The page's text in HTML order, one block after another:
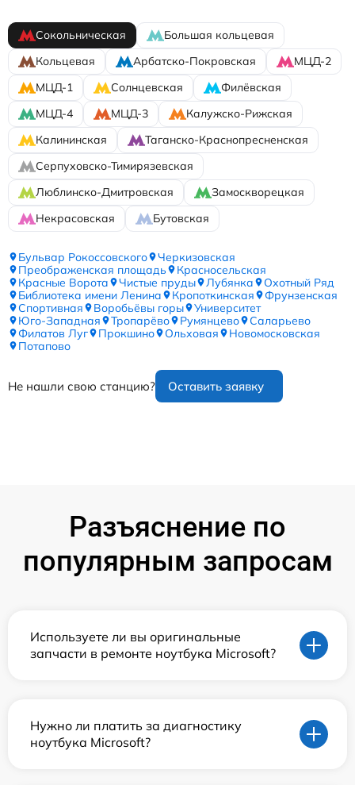
Сокольническая
Большая кольцевая
Кольцевая
Арбатско-Покровская
МЦД-2
МЦД-1
Солнцевская
Филёвская
МЦД-4
МЦД-3
Калужско-Рижская
Калининская
Таганско-Краснопресненская
Серпуховско-Тимирязевская
Люблинско-Дмитровская
Замоскворецкая
Некрасовская
Бутовская
Бульвар Рокоссовского
Черкизовская
Преображенская площадь
Красносельская
Красные Ворота
Чистые пруды Лубянка
Охотный Ряд
Библиотека имени Ленина
Кропоткинская
Фрунзенская
Спортивная
Воробьёвы горы
Университет
Юго-Западная
Тропарёво Румянцево
Саларьево
Филатов Луг
Прокшино Ольховая
Новомосковская
Потапово
Не нашли свою станцию? Оставить заявку
Разъяснение по
популярным запросам
Используете ли вы оригинальные
запчасти в ремонте ноутбука Microsoft?
Нужно ли платить за диагностику
ноутбука Microsoft?